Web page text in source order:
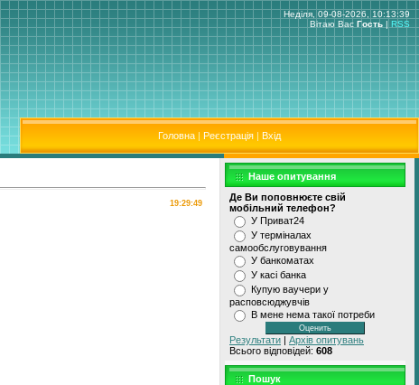
Неділя, 09-08-2026, 10:13:39
Вітаю Вас Гость | RSS
Головна | Реєстрація | Вхід
19:29:49
Наше опитування
Де Ви поповнюєте свiй
мобiльний телефон?
У Приват24
У термiналах
самообслуговування
У банкоматах
У касi банка
Купую ваучери у
расповсюджувчiв
В мене нема такої потреби
Результати | Архів опитувань
Всього відповідей: 608
Пошук